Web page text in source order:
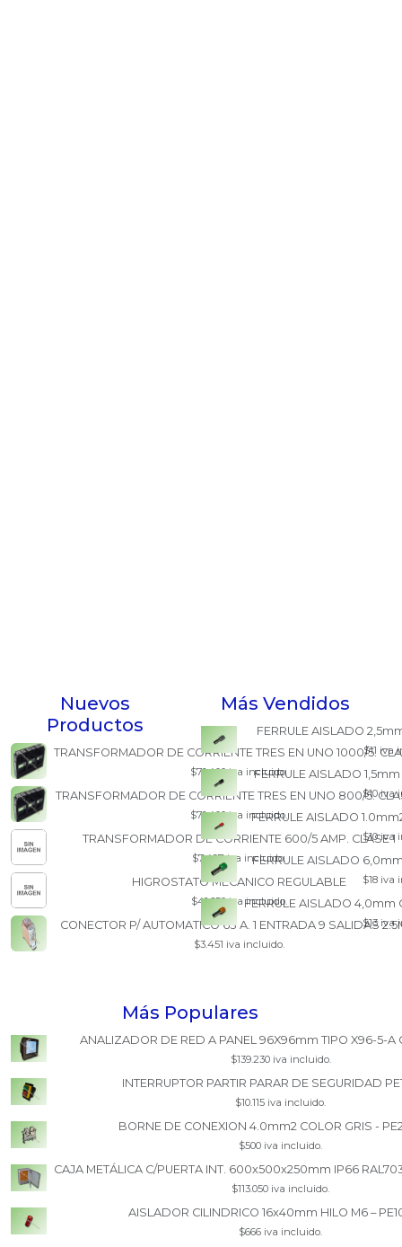
Nuevos
Productos
TRANSFORMADOR DE CORRIENTE TRES EN UNO 1000/5.
$71.400 iva incluido.
TRANSFORMADOR DE CORRIENTE TRES EN UNO 800/5.
$71.400 iva incluido.
TRANSFORMADOR DE CORRIENTE 600/5 AMP. CLASE 1
$7.497 iva incluido.
HIGROSTATO MECANICO REGULABLE
$41.650 iva incluido.
CONECTOR P/ AUTOMATICO 63 A. 1 ENTRADA 9 SALIDAS
$3.451 iva incluido.
Más Vendidos
FERRULE AISLADO
$11 iva
FERRULE AISLADO
$10 iva
FERRULE AISLADO
$10 iva
FERRULE AISLADO
$18 iva
FERRULE AISLADO 4,0mm
$13 iva
Más Populares
ANALIZADOR DE RED A PANEL 96X96mm TIPO X96-5-A
$139.230 iva incluido.
INTERRUPTOR PARTIR PARAR DE SEGURIDAD
$10.115 iva incluido.
BORNE DE CONEXION 4.0mm2 COLOR GRIS -
$500 iva incluido.
CAJA METÁLICA C/PUERTA INT. 600x500x250mm IP66
$113.050 iva incluido.
AISLADOR CILINDRICO 16x40mm HILO M6 –
$666 iva incluido.